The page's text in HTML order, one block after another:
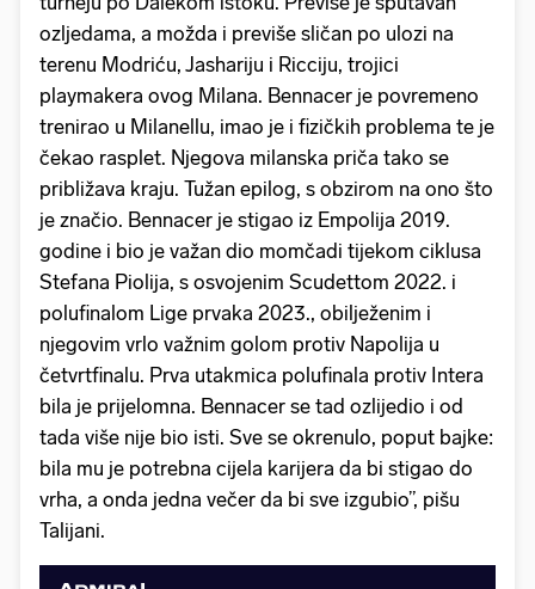
ozljedama, a možda i previše sličan po ulozi na
terenu Modriću, Jashariju i Ricciju, trojici
playmakera ovog Milana. Bennacer je povremeno
trenirao u Milanellu, imao je i fizičkih problema te je
čekao rasplet. Njegova milanska priča tako se
približava kraju. Tužan epilog, s obzirom na ono što
je značio. Bennacer je stigao iz Empolija 2019.
godine i bio je važan dio momčadi tijekom ciklusa
Stefana Piolija, s osvojenim Scudettom 2022. i
polufinalom Lige prvaka 2023., obilježenim i
njegovim vrlo važnim golom protiv Napolija u
četvrtfinalu. Prva utakmica polufinala protiv Intera
bila je prijelomna. Bennacer se tad ozlijedio i od
tada više nije bio isti. Sve se okrenulo, poput bajke:
bila mu je potrebna cijela karijera da bi stigao do
vrha, a onda jedna večer da bi sve izgubio”, pišu
Talijani.